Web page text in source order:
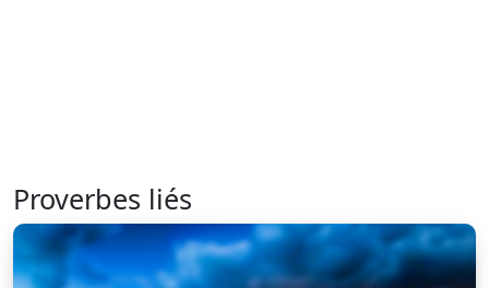
Proverbes liés